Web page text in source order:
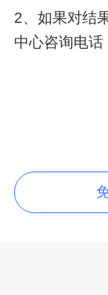
2、如果对结
中心咨询电